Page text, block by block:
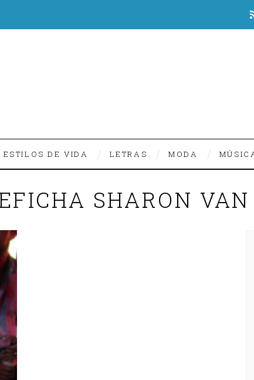
ESTILOS DE VIDA LETRAS MODA
SHARON